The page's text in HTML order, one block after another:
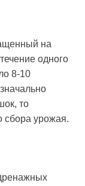
на
одного
8-10
то
сбора урожая.